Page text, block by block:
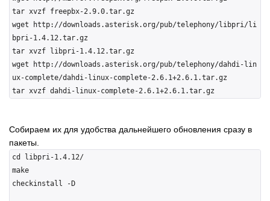
tar xvzf freepbx-2.9.0.tar.gz
wget http://downloads.asterisk.org/pub/telephony/libpri/li
bpri-1.4.12.tar.gz
tar xvzf libpri-1.4.12.tar.gz
wget http://downloads.asterisk.org/pub/telephony/dahdi-lin
ux-complete/dahdi-linux-complete-2.6.1+2.6.1.tar.gz
Собираем их для удобства дальнейшего обновления сразу в
пакеты.
cd libpri-1.4.12/
make
checkinstall -D